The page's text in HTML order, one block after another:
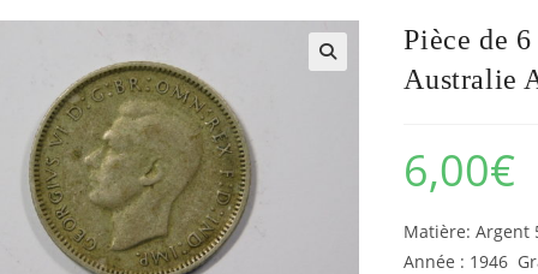
Pièce de
Australie
6,00€
Matière:
Année : 1946